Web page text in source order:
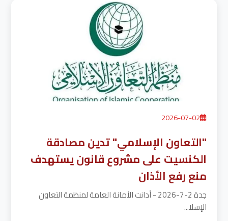
2026-07-02
"التعاون الإسلامي" تدين مصادقة
الكنسيت على مشروع قانون يستهدف
منع رفع الأذان
جدة 2-7-2026 - أدانت الأمانة العامة لمنظمة التعاون
الإسلا...